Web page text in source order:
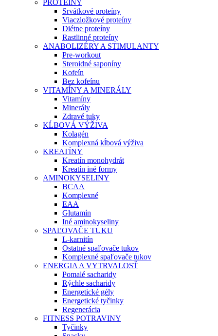
PROTEÍNY
Srvátkové proteíny
Viaczložkové proteíny
Diétne proteíny
Rastlinné proteíny
ANABOLIZÉRY A STIMULANTY
Pre-workout
Steroidné saponíny
Kofeín
Bez kofeínu
VITAMÍNY A MINERÁLY
Vitamíny
Minerály
Zdravé tuky
KĹBOVÁ VÝŽIVA
Kolagén
Komplexná kĺbová výživa
KREATÍNY
Kreatín monohydrát
Kreatín iné formy
AMINOKYSELINY
BCAA
Komplexné
EAA
Glutamín
Iné aminokyseliny
SPAĽOVAČE TUKU
L-karnitín
Ostatné spaľovače tukov
Komplexné spaľovače tukov
ENERGIA A VYTRVALOSŤ
Pomalé sacharidy
Rýchle sacharidy
Energetické gély
Energetické tyčinky
Regenerácia
FITNESS POTRAVINY
Tyčinky